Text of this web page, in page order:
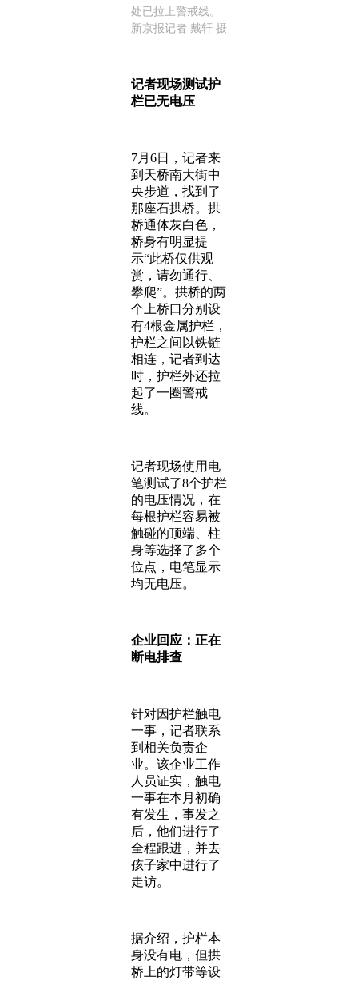
处已拉上警戒线。
新京报记者 戴轩 摄
记者现场测试护
栏已无电压
7月6日，记者来
到天桥南大街中
央步道，找到了
那座石拱桥。拱
桥通体灰白色，
桥身有明显提
示“此桥仅供观
赏，请勿通行、
攀爬”。拱桥的两
个上桥口分别设
有4根金属护栏，
护栏之间以铁链
相连，记者到达
时，护栏外还拉
起了一圈警戒
线。
记者现场使用电
笔测试了8个护栏
的电压情况，在
每根护栏容易被
触碰的顶端、柱
身等选择了多个
位点，电笔显示
均无电压。
企业回应：正在
断电排查
针对因护栏触电
一事，记者联系
到相关负责企
业。该企业工作
人员证实，触电
一事在本月初确
有发生，事发之
后，他们进行了
全程跟进，并去
孩子家中进行了
走访。
据介绍，护栏本
身没有电，但拱
桥上的灯带等设